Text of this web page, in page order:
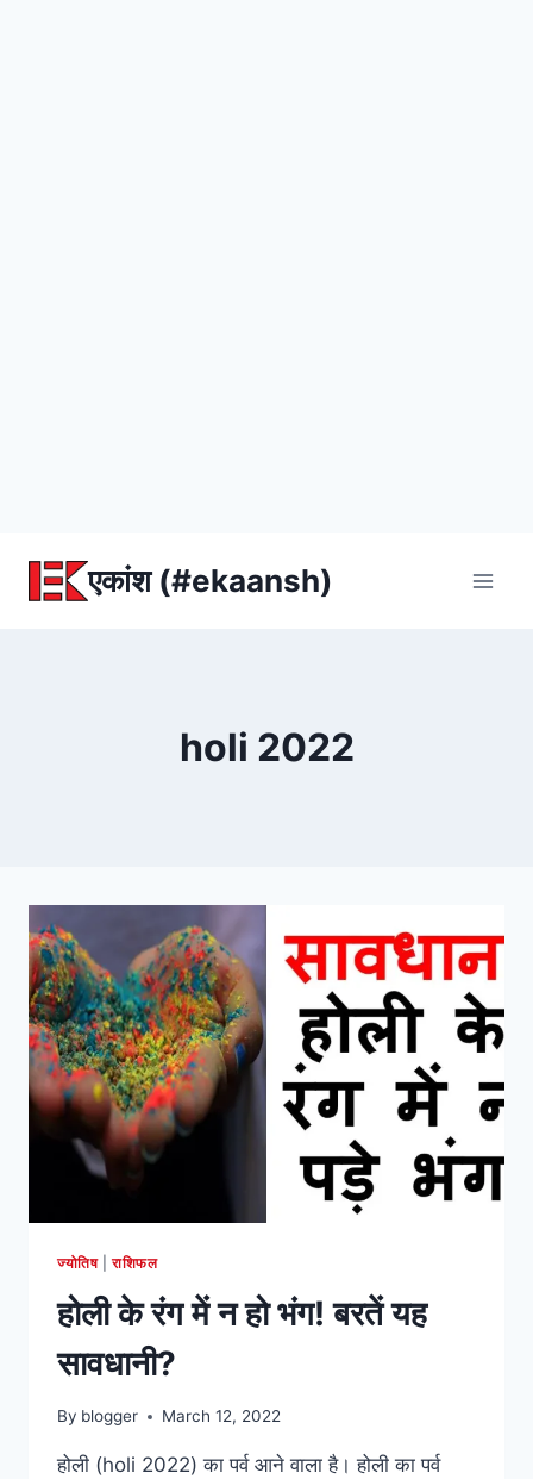
एकांश (#ekaansh)
holi 2022
ज्योतिष|राशिफल
होली के रंग में न हो भंग! बरतें यह
सावधानी?
By blogger March 12, 2022
होली (holi 2022) का पर्व आने वाला है। होली का पर्व